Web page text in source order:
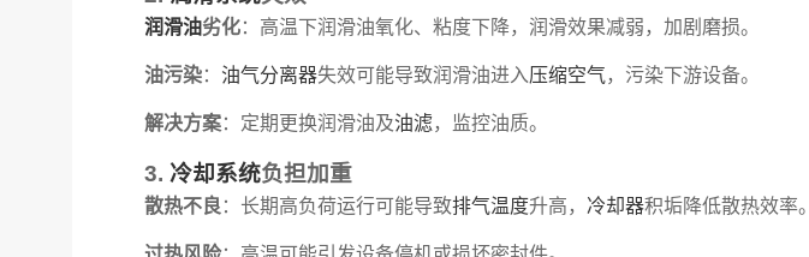
润滑油劣化：高温下润滑油氧化、粘度下降，润滑效果减弱，加剧磨损。
油污染： 油气分离器失效可能导致润滑油进入压缩空气，污染下游设备。
解决方案：定期更换润滑油及油滤，监控油质。
3. 冷却系统负担加重
散热不良：长期高负荷运行可能导致排气温度升高， 冷却器积垢降低散热效率。